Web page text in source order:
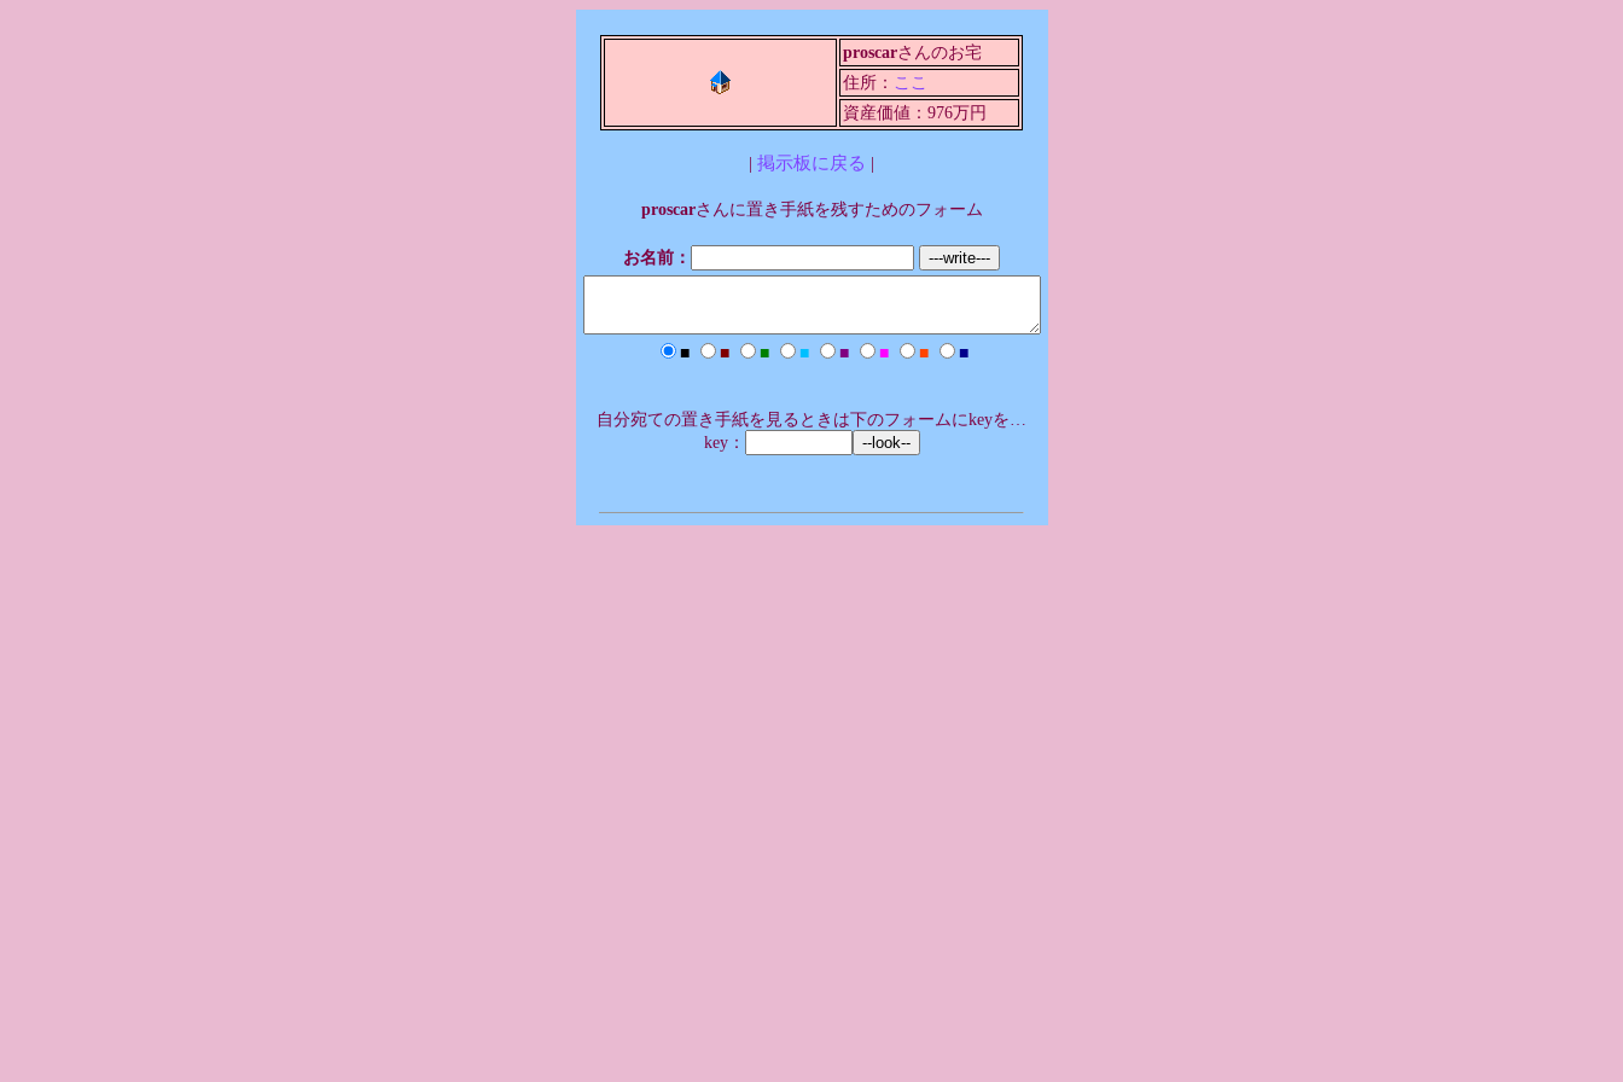
proscarさんのお宅
住所： ここ
資産価値：976万円
| 掲示板に戻る |
proscarさんに置き手紙を残すためのフォーム
お名前：
■ ■ ■ ■ ■ ■ ■ ■
自分宛ての置き手紙を見るときは下のフォームにkeyを…
key：